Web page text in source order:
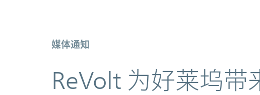
ReVolt 为好莱坞带来清洁能源新动力。
媒体通知
ReVolt 为好莱坞带